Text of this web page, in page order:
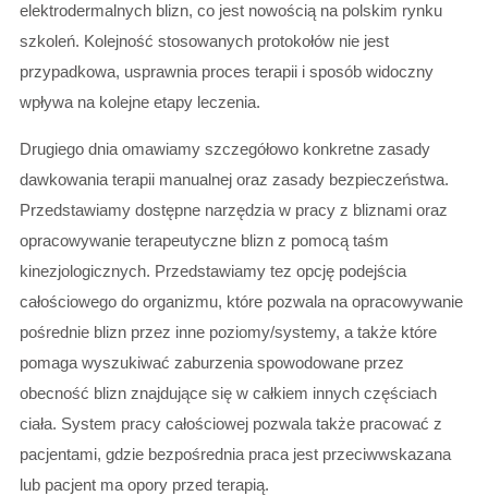
elektrodermalnych blizn, co jest nowością na polskim rynku
szkoleń. Kolejność stosowanych protokołów nie jest
przypadkowa, usprawnia proces terapii i sposób widoczny
wpływa na kolejne etapy leczenia.
Drugiego dnia omawiamy szczegółowo konkretne zasady
dawkowania terapii manualnej oraz zasady bezpieczeństwa.
Przedstawiamy dostępne narzędzia w pracy z bliznami oraz
opracowywanie terapeutyczne blizn z pomocą taśm
kinezjologicznych. Przedstawiamy tez opcję podejścia
całościowego do organizmu, które pozwala na opracowywanie
pośrednie blizn przez inne poziomy/systemy, a także które
pomaga wyszukiwać zaburzenia spowodowane przez
obecność blizn znajdujące się w całkiem innych częściach
ciała. System pracy całościowej pozwala także pracować z
pacjentami, gdzie bezpośrednia praca jest przeciwwskazana
lub pacjent ma opory przed terapią.